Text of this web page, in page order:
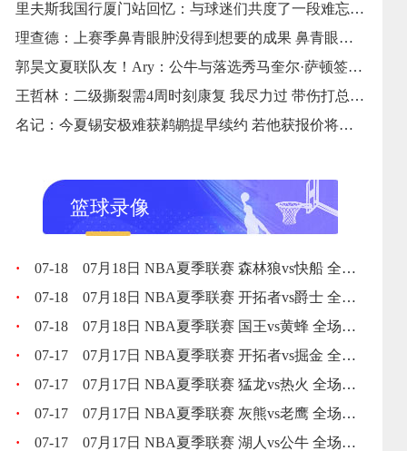
里夫斯我国行厦门站回忆：与球迷们共度了一段难忘的韶光
理查德：上赛季鼻青眼肿没得到想要的成果 鼻青眼肿的实力远不止于此
郭昊文夏联队友！Ary：公牛与落选秀马奎尔·萨顿签EX-10合同
王哲林：二级撕裂需4周时刻康复 我尽力过 带伤打总决赛不会懊悔
名记：今夏锡安极难获鹈鹕提早续约 若他获报价将让整个联盟意外
篮球录像
· 07-18
07月18日 NBA夏季联赛 森林狼vs快船 全场录像回放
·
07-18
07月18日 NBA夏季联赛 开拓者vs爵士 全场录像回放
·
07-18
07月18日 NBA夏季联赛 国王vs黄蜂 全场录像回放
·
07-17
07月17日 NBA夏季联赛 开拓者vs掘金 全场录像回放
·
07-17
07月17日 NBA夏季联赛 猛龙vs热火 全场录像回放
·
07-17
07月17日 NBA夏季联赛 灰熊vs老鹰 全场录像回放
·
07-17
07月17日 NBA夏季联赛 湖人vs公牛 全场录像回放